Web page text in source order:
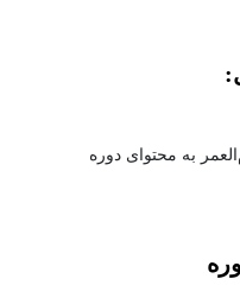
به محتوای دوره